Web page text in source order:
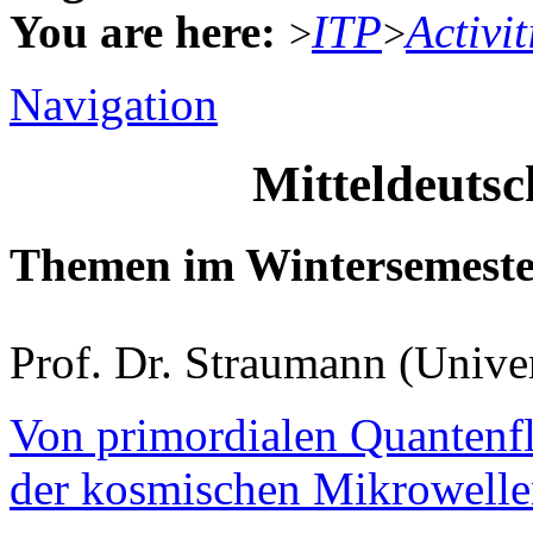
You are here: >ITP>
Navigation
Themen im
Prof. Dr. Straumann
Von primordialen
der kosmischen